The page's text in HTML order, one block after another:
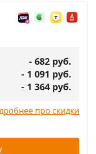
- 682 руб.
- 1 091 руб.
- 1 364 руб.
про скидки